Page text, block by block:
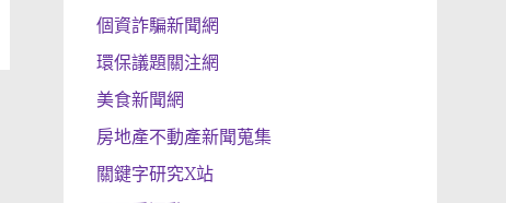
個資詐騙新聞網
環保議題關注網
美食新聞網
房地產不動產新聞蒐集
關鍵字研究X站